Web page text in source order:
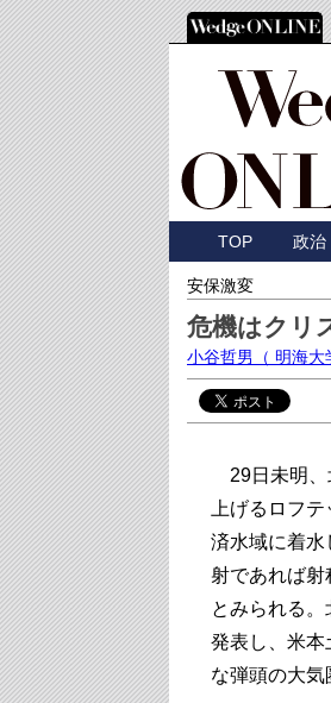
TOP 政治
安保激変
危機はクリ
小谷哲男 （ 明海
29日未明、
上げるロフ
済水域に着水
射であれば射
とみられる
発表し、米本
な弾頭の大気